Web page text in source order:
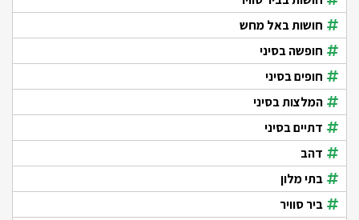
חושות באל מחש
חופשה בסיני
חופים בסיני
המלצות בסיני
דתיים בסיני
דהב
בתי מלון
ביר סוויר